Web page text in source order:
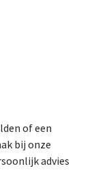
of een
bij onze
advies